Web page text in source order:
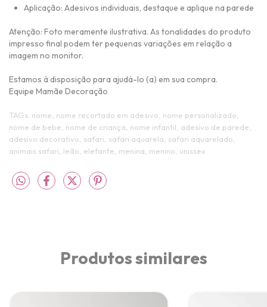
Aplicação: Adesivos individuais, destaque e aplique na parede
Atenção: Foto meramente ilustrativa. As tonalidades do produto
impresso final podem ter pequenas variações em relação a
imagem no monitor.
Estamos à disposição para ajudá-lo (a) em sua compra.
Equipe Mamãe Decoração
TAGs: nome, nome recortado em adesivo, nome personalizado,
nome de bebe, nome de criança, nome infantil, adesivo de parede,
adesivo decorativo, safari, safari aquarela, safari aquarelado,
animais safari, leão, elefante, menina, menino, unissex
Produtos similares